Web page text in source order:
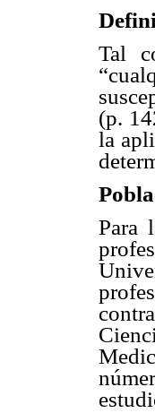
Tal
(p.
la
Para